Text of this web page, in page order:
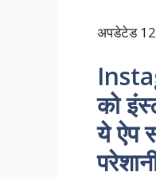
अपडेटेड
को
ये ऐप